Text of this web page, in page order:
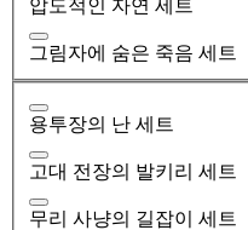
압도적인 자연 세트
그림자에 숨은 죽음 세트
용투장의 난 세트
고대 전장의 발키리 세트
무리 사냥의 길잡이 세트